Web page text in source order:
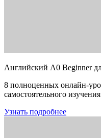
Английский A0 Beginner
8 полноценных онлайн-
самостоятельного
Узнать подробнее